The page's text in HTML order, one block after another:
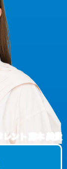
タレント 藤本 美貴